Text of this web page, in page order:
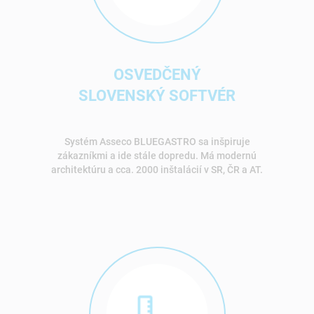
OSVEDČENÝ
SLOVENSKÝ SOFTVÉR
Systém Asseco BLUEGASTRO sa inšpiruje
zákazníkmi a ide stále dopredu. Má modernú
architektúru a cca. 2000 inštalácií v SR, ČR a AT.